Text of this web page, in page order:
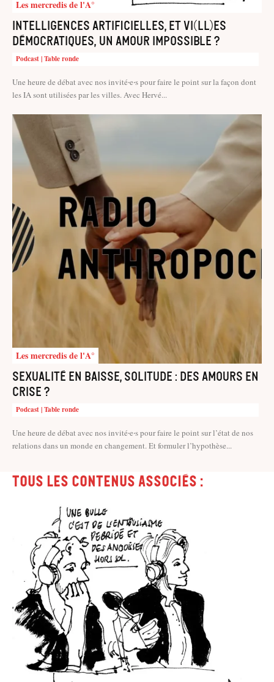
Les mercredis de l'A°
Intelligences artificielles, et vi(ll)es
démocratiques, un amour impossible ?
Podcast | Table ronde
Une heure de débat avec nos invité‧e‧s pour faire le point sur la façon dont
les IA sont utilisées par les villes. Avec Hervé...
Les mercredis de l'A°
Sexualité en baisse, solitude : des amours en
crise ?
Podcast | Table ronde
Une heure de débat avec nos invité‧e‧s pour faire le point sur l’état de nos
relations dans un monde en changement. Et formuler l’hypothèse...
Tous les contenus associés :